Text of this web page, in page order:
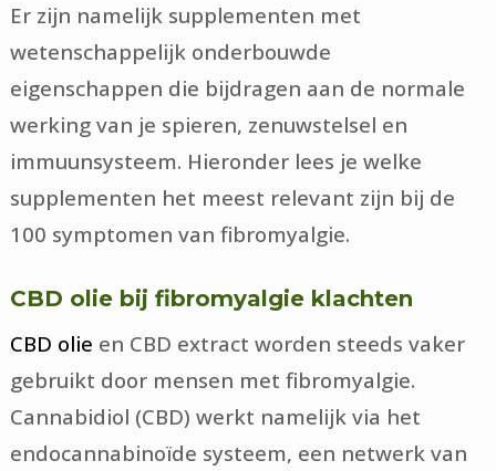
Er zijn namelijk supplementen met
wetenschappelijk onderbouwde
eigenschappen die bijdragen aan de normale
werking van je spieren, zenuwstelsel en
immuunsysteem. Hieronder lees je welke
supplementen het meest relevant zijn bij de
100 symptomen van fibromyalgie.
CBD olie bij fibromyalgie klachten
CBD olie en CBD extract worden steeds vaker
gebruikt door mensen met fibromyalgie.
Cannabidiol (CBD) werkt namelijk via het
endocannabinoïde systeem, een netwerk van